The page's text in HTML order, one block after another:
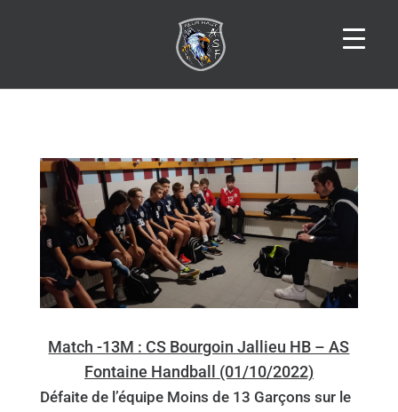
Match -13M : CS Bourgoin Jallieu HB – AS
Fontaine Handball (01/10/2022)
Défaite de l’équipe Moins de 13 Garçons sur le